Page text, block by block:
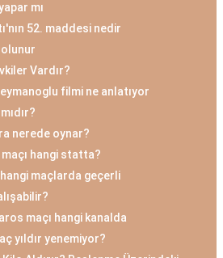
mı
52. maddesi nedir
Vardır?
filmi ne anlatıyor
nerede oynar?
hangi statta?
maçlarda geçerli
maçı hangi kanalda
yıldır yenemiyor?